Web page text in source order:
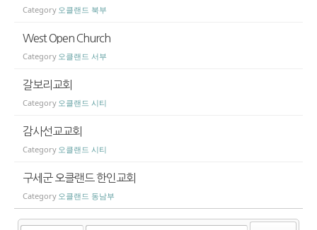
Category 오클랜드 북부
West Open Church
Category 오클랜드 서부
갈보리교회
Category 오클랜드 시티
감사선교교회
Category 오클랜드 시티
구세군 오클랜드 한인교회
Category 오클랜드 동남부